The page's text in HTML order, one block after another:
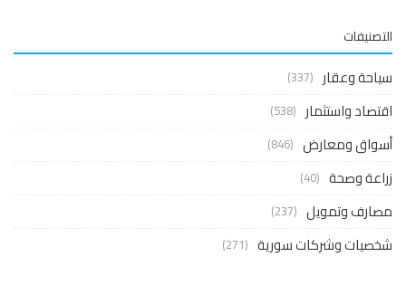
وعقار (337)
واستثمار (538)
ومعارض (846)
وصحة (40)
وتمويل (237)
وشركات سورية (271)